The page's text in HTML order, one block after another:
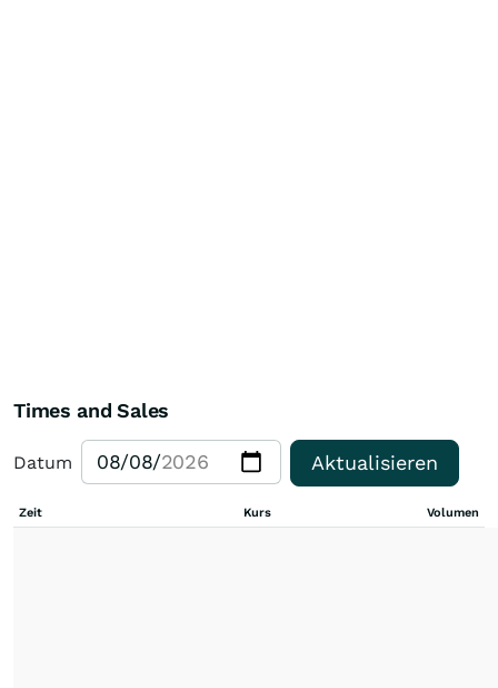
Times and Sales
Datum Aktualisieren
Zeit Kurs Volumen